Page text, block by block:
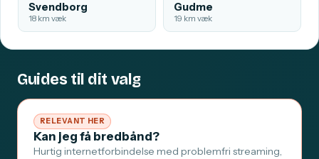
Svendborg
18 km væk
Gudme
19 km væk
Guides til dit valg
RELEVANT HER
Kan jeg få bredbånd?
Hurtig internetforbindelse med problemfri streaming,